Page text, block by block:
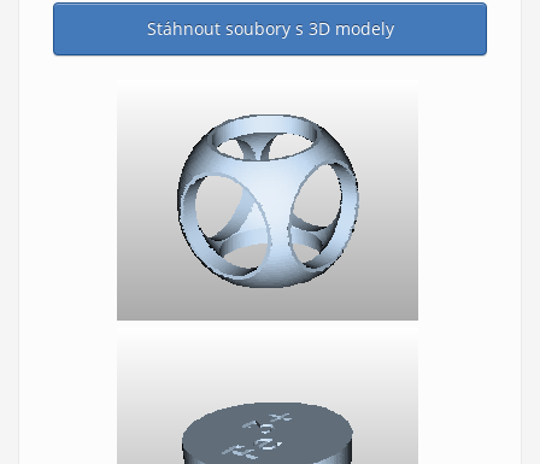
Stáhnout soubory s 3D modely